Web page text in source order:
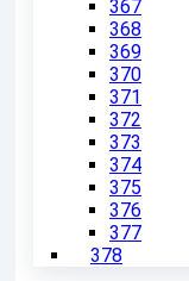
367
368
369
370
371
372
373
374
375
376
377
378